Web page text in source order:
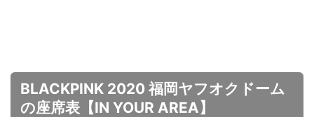
BLACKPINK 2020 福岡ヤフオクドーム
の座席表【IN YOUR AREA】